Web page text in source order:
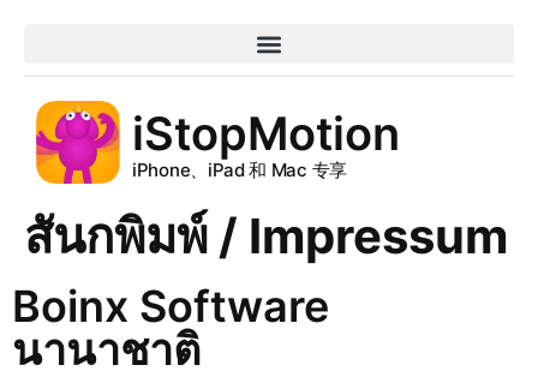
iStopMotion
iPhone、iPad 和 Mac 专享
สันกพิมพ์ / Impressum
Boinx Software
นานาชาติ